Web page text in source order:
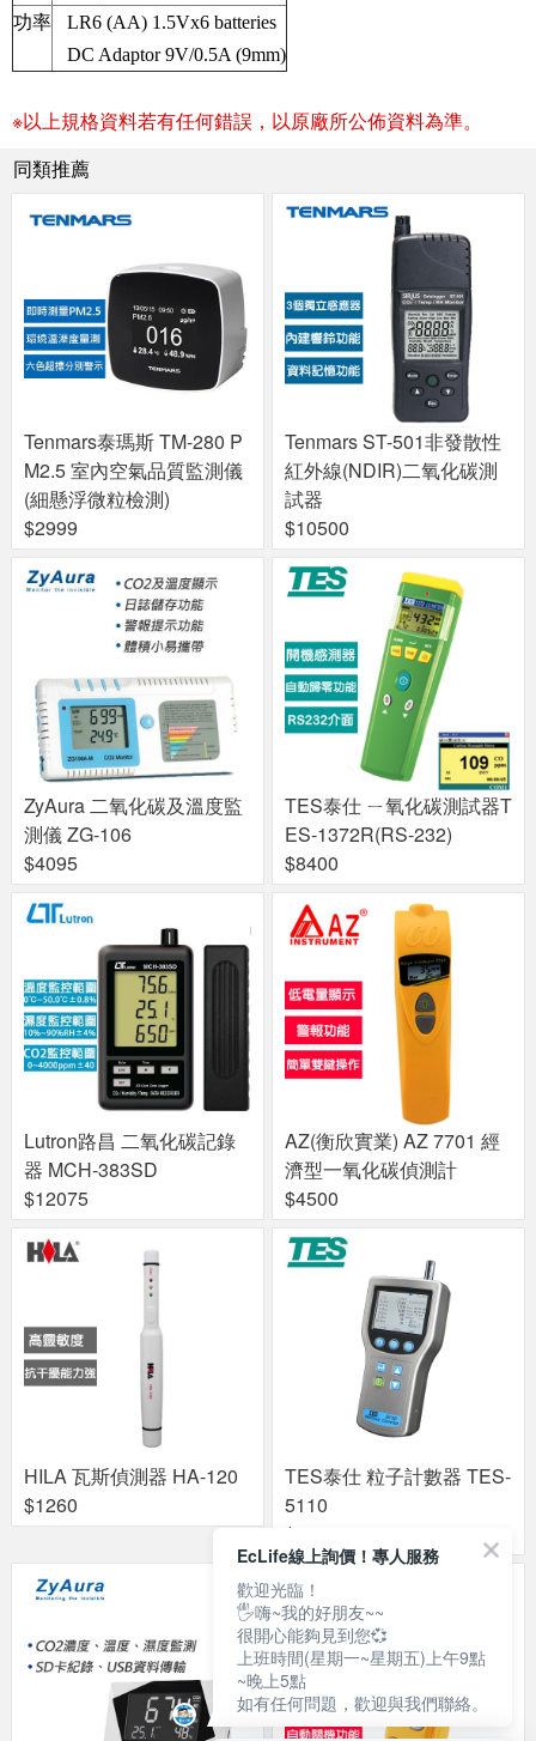
功率 LR6 (AA) 1.5Vx6 batteries
DC Adaptor 9V/0.5A (9mm)
※以上規格資料若有任何錯誤，以原廠所公佈資料為準。
同類推薦
Tenmars泰瑪斯 TM-280 P
M2.5 室內空氣品質監測儀
(細懸浮微粒檢測)
$2999
Tenmars ST-501非發散性
紅外線(NDIR)二氧化碳測
試器
$10500
ZyAura 二氧化碳及溫度監
測儀 ZG-106
$4095
TES泰仕 ㄧ氧化碳測試器T
ES-1372R(RS-232)
$8400
Lutron路昌 二氧化碳記錄
器 MCH-383SD
$12075
AZ(衡欣實業) AZ 7701 經
濟型一氧化碳偵測計
$4500
HILA 瓦斯偵測器 HA-120
$1260
TES泰仕 粒子計數器 TES-
5110
$89250
EcLife線上詢價！專人服務
歡迎光臨！
🖐嗨~我的好朋友~~
很開心能夠見到您💞
上班時間(星期一~星期五)上午9點
~晚上5點
如有任何問題，歡迎與我們聯絡。